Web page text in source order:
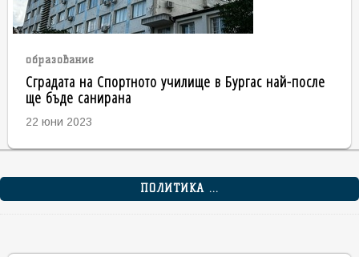
образование
Сградата на Спортното училище в Бургас най-после
ще бъде санирана
22 юни 2023
ПОЛИТИКА ...